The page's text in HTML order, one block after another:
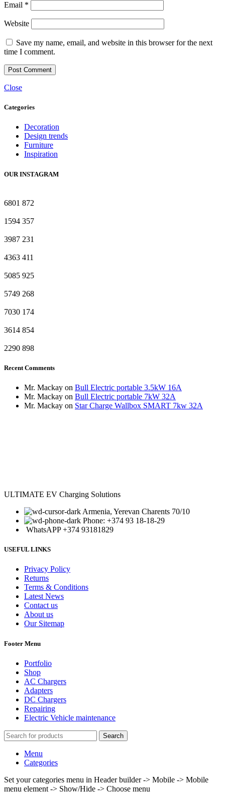
Email *
Website
Save my name, email, and website in this browser for the next
time I comment.
Close
Categories
Decoration
Design trends
Furniture
Inspiration
OUR INSTAGRAM
6801 872
1594 357
3987 231
4363 411
5085 925
5749 268
7030 174
3614 854
2290 898
Recent Comments
Mr. Mackay on Bull Electric portable 3.5kW 16A
Mr. Mackay on Bull Electric portable 7kW 32A
Mr. Mackay on Star Charge Wallbox SMART 7kw 32A
ULTIMATE EV Charging Solutions
Armenia, Yerevan Charents 70/10
Phone: +374 93 18-18-29
WhatsAPP +374 93181829
USEFUL LINKS
Privacy Policy
Returns
Terms & Conditions
Latest News
Contact us
About us
Our Sitemap
Footer Menu
Portfolio
Shop
AC Chargers
Adapters
DC Chargers
Repairing
Electric Vehicle maintenance
Search
Menu
Categories
Set your categories menu in Header builder -> Mobile -> Mobile
menu element -> Show/Hide -> Choose menu